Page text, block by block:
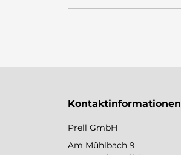
Kontaktinformationen
Prell GmbH
Am Mühlbach 9